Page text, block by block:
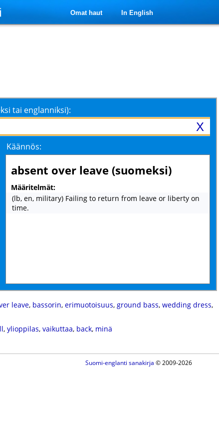
Omat haut In English
tai englanniksi):
X
Käännös:
absent over leave (suomeksi)
Määritelmät:
(lb, en, military) Failing to return from leave or liberty on
time.
leave, bassorin, erimuotoisuus, ground bass, wedding dress,
, ylioppilas, vaikuttaa, back, minä
Suomi-englanti sanakirja © 2009-2026